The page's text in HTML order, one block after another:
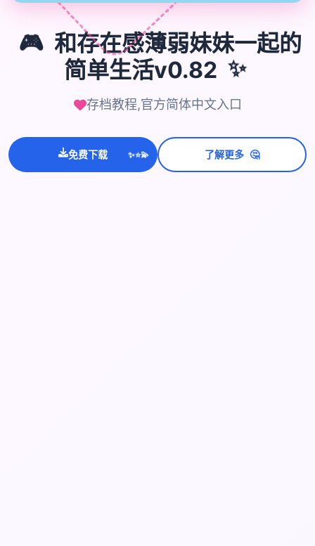
🎮 和存在感薄弱妹妹一起的
简单生活v0.82 ✨
存档教程,官方简体中文入口
免费下载 ✨
⭐💫 了解更多 🤔